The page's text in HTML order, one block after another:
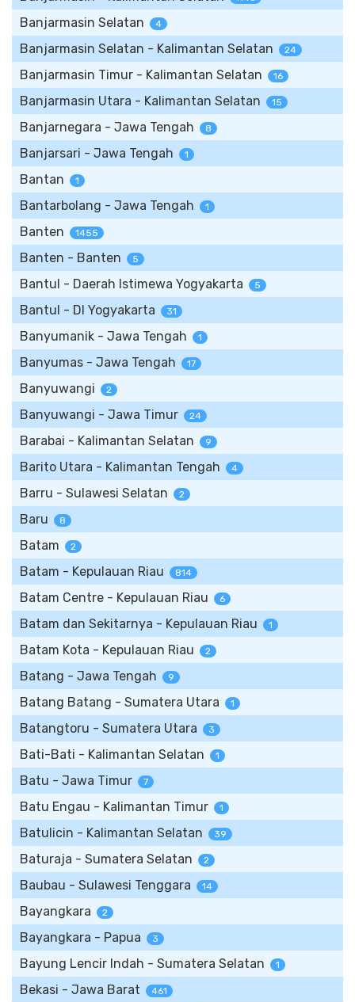
Banjarmasin Selatan 4
Banjarmasin Selatan - Kalimantan Selatan 24
Banjarmasin Timur - Kalimantan Selatan 16
Banjarmasin Utara - Kalimantan Selatan 15
Banjarnegara - Jawa Tengah 8
Banjarsari - Jawa Tengah 1
Bantan 1
Bantarbolang - Jawa Tengah 1
Banten 1455
Banten - Banten 5
Bantul - Daerah Istimewa Yogyakarta 5
Bantul - DI Yogyakarta 31
Banyumanik - Jawa Tengah 1
Banyumas - Jawa Tengah 17
Banyuwangi 2
Banyuwangi - Jawa Timur 24
Barabai - Kalimantan Selatan 9
Barito Utara - Kalimantan Tengah 4
Barru - Sulawesi Selatan 2
Baru 8
Batam 2
Batam - Kepulauan Riau 814
Batam Centre - Kepulauan Riau 6
Batam dan Sekitarnya - Kepulauan Riau 1
Batam Kota - Kepulauan Riau 2
Batang - Jawa Tengah 9
Batang Batang - Sumatera Utara 1
Batangtoru - Sumatera Utara 3
Bati-Bati - Kalimantan Selatan 1
Batu - Jawa Timur 7
Batu Engau - Kalimantan Timur 1
Batulicin - Kalimantan Selatan 39
Baturaja - Sumatera Selatan 2
Baubau - Sulawesi Tenggara 14
Bayangkara 2
Bayangkara - Papua 3
Bayung Lencir Indah - Sumatera Selatan 1
Bekasi - Jawa Barat 461